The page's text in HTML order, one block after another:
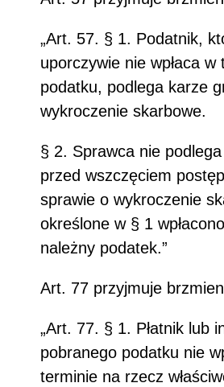
„Art. 57. § 1. Podatnik,
uporczywie nie wpłaca w
podatku, podlega karze
wykroczenie skarbowe.
§ 2. Sprawca nie
przed wszczęciem
sprawie o wykroczenie
określone w § 1
należny podatek.”
Art. 77 przyjmuje
„Art. 77. § 1. Płatnik lub
pobranego podatku nie
terminie na rzecz